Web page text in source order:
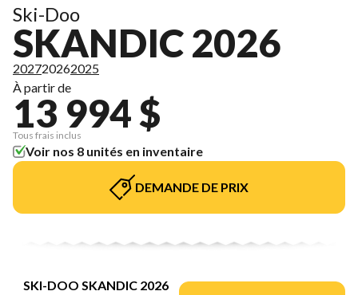
Ski-Doo
SKANDIC 2026
202720262025
À partir de
13 994 $
Tous frais inclus
Voir nos 8 unités en inventaire
DEMANDE DE PRIX
SKI-DOO SKANDIC 2026